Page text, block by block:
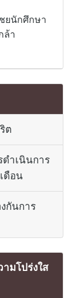
ยนักศึกษา
ล้า
ต
ดำเนินการ
ดือน
กันการ
มโปร่งใส